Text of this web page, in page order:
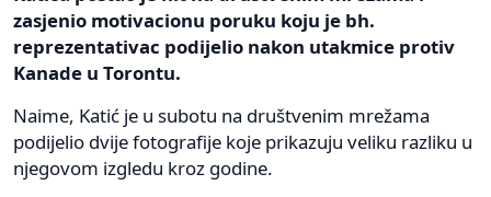
zasjenio motivacionu poruku koju je bh.
reprezentativac podijelio nakon utakmice protiv
Kanade u Torontu.
Naime, Katić je u subotu na društvenim mrežama
podijelio dvije fotografije koje prikazuju veliku razliku u
njegovom izgledu kroz godine.